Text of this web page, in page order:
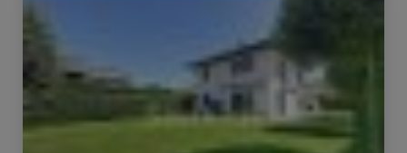
Venda Casa Prévessin-Moëns 6 Quartos 162 m²